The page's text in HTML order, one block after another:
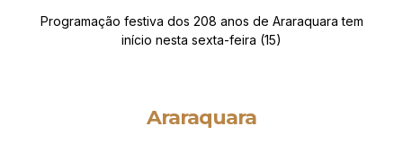
Programação festiva dos 208 anos de Araraquara tem
início nesta sexta-feira (15)
Araraquara